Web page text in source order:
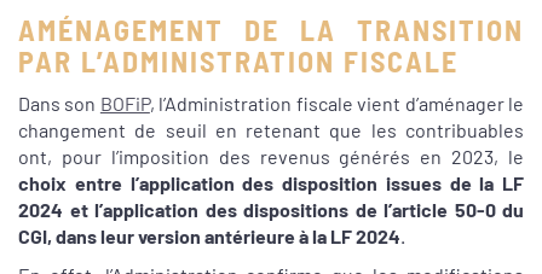
AMÉNAGEMENT DE LA TRANSITION
PAR L’ADMINISTRATION FISCALE
Dans son BOFiP, l’Administration fiscale vient d’aménager le
changement de seuil en retenant que les contribuables
ont, pour l’imposition des revenus générés en 2023, le
choix entre l’application des disposition issues de la LF
2024 et l’application des dispositions de l’article 50-0 du
CGI, dans leur version antérieure à la LF 2024